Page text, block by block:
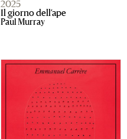
2025
Il giorno dell’ape
Paul Murray